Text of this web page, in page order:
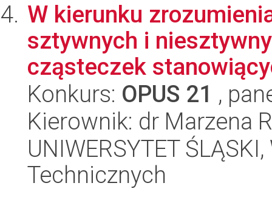
W kierunku
sztywnych i
cząsteczek
Konkurs: OPUS 21 ,
Kierownik: dr Marzena
UNIWERSYTET
Technicznych